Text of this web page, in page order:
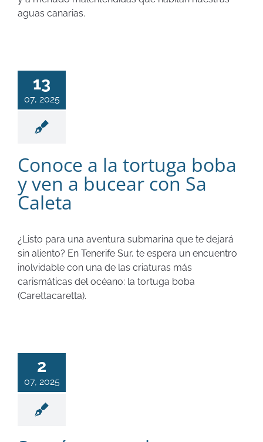
aguas canarias.
13
07, 2025
Conoce a la tortuga boba
y ven a bucear con Sa
Caleta
¿Listo para una aventura submarina que te dejará
sin aliento? En Tenerife Sur, te espera un encuentro
inolvidable con una de las criaturas más
carismáticas del océano: la tortuga boba
(Carettacaretta).
2
07, 2025